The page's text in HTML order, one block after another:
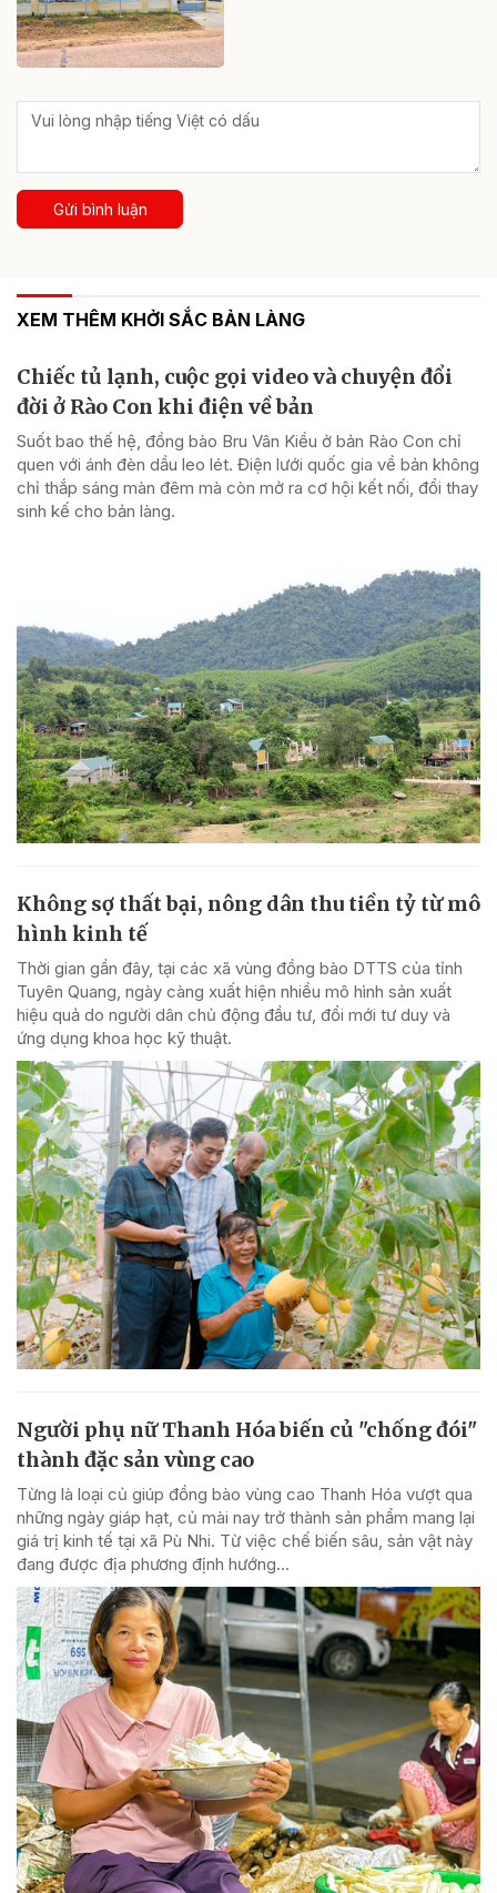
Gửi bình luận
XEM THÊM KHỞI SẮC BẢN LÀNG
Chiếc tủ lạnh, cuộc gọi video và chuyện đổi
đời ở Rào Con khi điện về bản
Suốt bao thế hệ, đồng bào Bru Vân Kiều ở bản Rào Con chỉ
quen với ánh đèn dầu leo lét. Điện lưới quốc gia về bản không
chỉ thắp sáng màn đêm mà còn mở ra cơ hội kết nối, đổi thay
sinh kế cho bản làng.
Không sợ thất bại, nông dân thu tiền tỷ từ mô
hình kinh tế
Thời gian gần đây, tại các xã vùng đồng bào DTTS của tỉnh
Tuyên Quang, ngày càng xuất hiện nhiều mô hình sản xuất
hiệu quả do người dân chủ động đầu tư, đổi mới tư duy và
ứng dụng khoa học kỹ thuật.
Người phụ nữ Thanh Hóa biến củ "chống đói"
thành đặc sản vùng cao
Từng là loại củ giúp đồng bào vùng cao Thanh Hóa vượt qua
những ngày giáp hạt, củ mài nay trở thành sản phẩm mang lại
giá trị kinh tế tại xã Pù Nhi. Từ việc chế biến sâu, sản vật này
đang được địa phương định hướng...